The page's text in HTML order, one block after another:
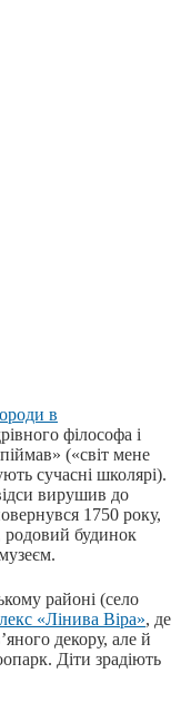
в
філософа і
(«світ мене
сучасні школярі).
вирушив до
1750 року,
будинок
районі (село
«Лінива Віра», де
декору, але й
Діти зрадіють